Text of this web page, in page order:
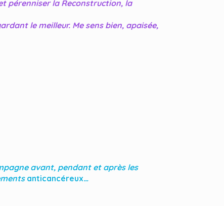
pérenniser la Reconstruction, la
le meilleur. Me sens bien, apaisée,
avant, pendant et après les
anticancéreux…